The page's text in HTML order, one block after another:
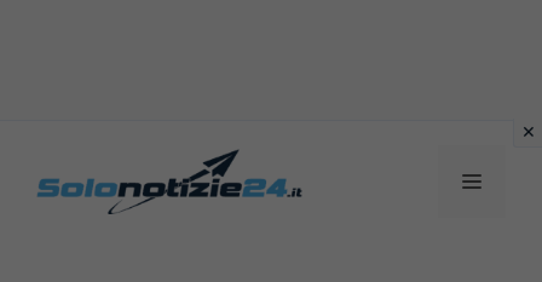
MENU